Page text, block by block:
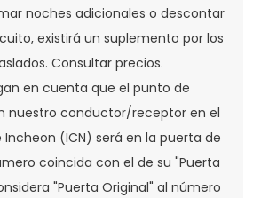
noches adicionales o descontar
existirá un suplemento por los
Consultar precios.
en cuenta que el punto de
nuestro conductor/receptor en el
(ICN) será en la puerta de
coincida con el de su "Puerta
"Puerta Original" al número